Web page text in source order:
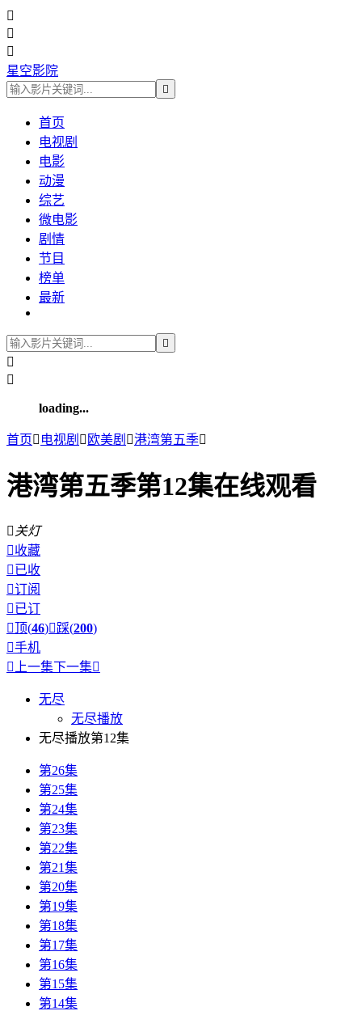



星空影院

首页
电视剧
电影
动漫
综艺
微电影
剧情
节目
榜单
最新



loading...
首页 电视剧  欧美剧 港湾第五季
港湾第五季第12集在线观看
 关灯
收藏
已收
订阅
已订
顶(46)踩(200)
手机
 上一集下一集
无尽
无尽播放
无尽播放第12集
第26集
第25集
第24集
第23集
第22集
第21集
第20集
第19集
第18集
第17集
第16集
第15集
第14集